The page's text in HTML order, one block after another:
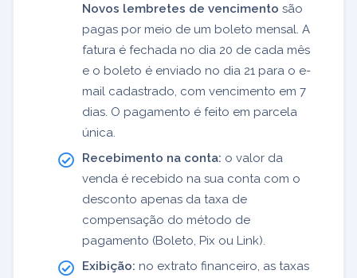
Novos lembretes de vencimento são
pagas por meio de um boleto mensal. A
fatura é fechada no dia 20 de cada mês
e o boleto é enviado no dia 21 para o e-
mail cadastrado, com vencimento em 7
dias. O pagamento é feito em parcela
única.
Recebimento na conta: o valor da
venda é recebido na sua conta com o
desconto apenas da taxa de
compensação do método de
pagamento (Boleto, Pix ou Link).
Exibição: no extrato financeiro, as taxas